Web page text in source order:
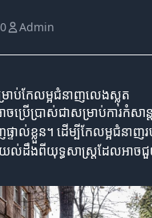
Admin
ាប់កែលម្អជំនាញលេងស្លុត
ចប្រើប្រាស់ជាសម្រាប់ការកំសា
ទាល់ខ្លួន។ ដើម្បីកែលម្អជំនាញរ
យល់ដឹងពីយុទ្ធសាស្ត្រដែលអាចជួ